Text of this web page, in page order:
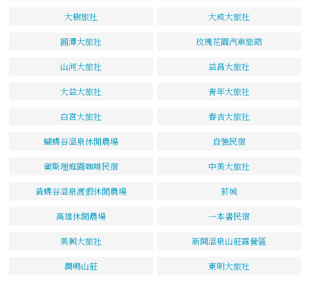
大樹旅社 大成大旅社
圓潭大旅社 玫瑰花園汽車旅館
山河大旅社 益昌大旅社
大益大旅社 青年大旅社
白宮大旅社 春吉大旅社
蝴蝶谷溫泉休閒農場 自強民宿
衛斯理庭園咖啡民宿 中美大旅社
黃蝶谷溫泉渡假休閒農場 菸城
高雄休閒農場 一本書民宿
美興大旅社 新開溫泉山莊露營區
澗鳴山莊 東明大旅社